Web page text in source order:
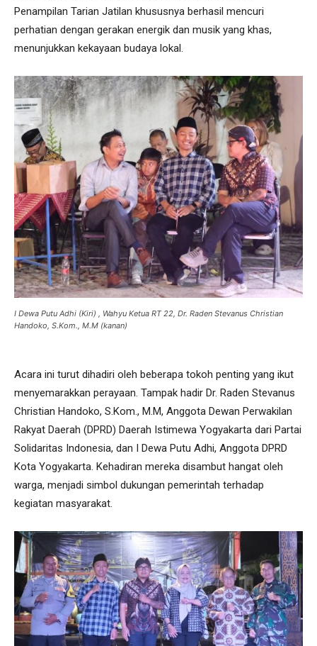
Penampilan Tarian Jatilan khususnya berhasil mencuri
perhatian dengan gerakan energik dan musik yang khas,
menunjukkan kekayaan budaya lokal.
I Dewa Putu Adhi (Kiri) , Wahyu Ketua RT 22, Dr. Raden Stevanus Christian
Handoko, S.Kom., M.M (kanan)
Acara ini turut dihadiri oleh beberapa tokoh penting yang ikut
menyemarakkan perayaan. Tampak hadir Dr. Raden Stevanus
Christian Handoko, S.Kom., M.M, Anggota Dewan Perwakilan
Rakyat Daerah (DPRD) Daerah Istimewa Yogyakarta dari Partai
Solidaritas Indonesia, dan I Dewa Putu Adhi, Anggota DPRD
Kota Yogyakarta. Kehadiran mereka disambut hangat oleh
warga, menjadi simbol dukungan pemerintah terhadap
kegiatan masyarakat.